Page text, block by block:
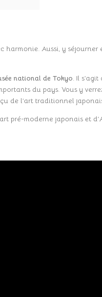
Aussi, y séjourner
national de Tokyo. Il
du pays. Vous y
de l’art traditionnel
pré-moderne japonais et